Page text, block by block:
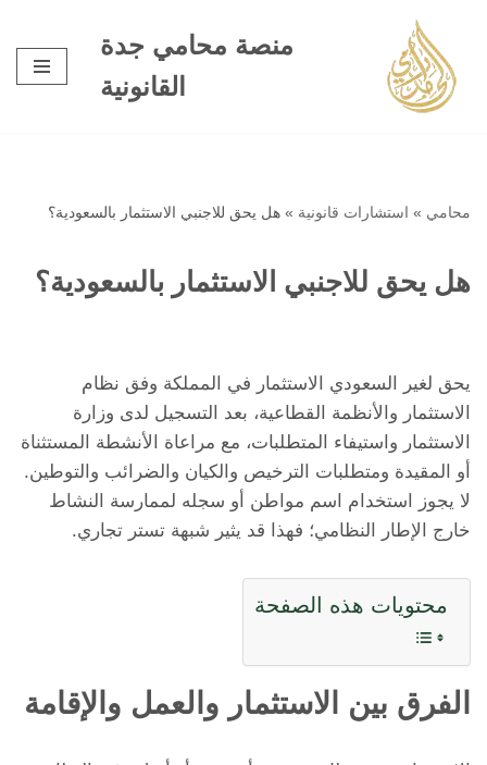
تخطى
إلى
المحتوى
منصة محامي جدة
القانونية
محامي » استشارات قانونية » هل يحق للاجنبي الاستثمار بالسعودية؟
هل يحق للاجنبي الاستثمار بالسعودية؟
يحق لغير السعودي الاستثمار في المملكة وفق نظام
الاستثمار والأنظمة القطاعية، بعد التسجيل لدى وزارة
الاستثمار واستيفاء المتطلبات، مع مراعاة الأنشطة المستثناة
أو المقيدة ومتطلبات الترخيص والكيان والضرائب والتوطين.
لا يجوز استخدام اسم مواطن أو سجله لممارسة النشاط
خارج الإطار النظامي؛ فهذا قد يثير شبهة تستر تجاري.
محتويات هذه الصفحة
الفرق بين الاستثمار والعمل والإقامة